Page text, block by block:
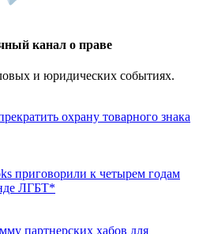
канал о праве
и юридических событиях.
охрану товарного знака
приговорили к четырем годам
ЛГБТ*
партнерских хабов для